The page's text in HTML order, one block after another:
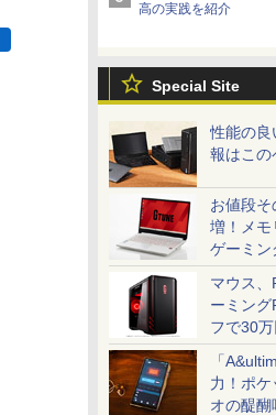
高の実践を紹介
Special Site
性能の良
報はこの
お値段
増！メモ
ゲーミン
マウス
ーミン
フで30万
「
力！ポケ
オの醍醐